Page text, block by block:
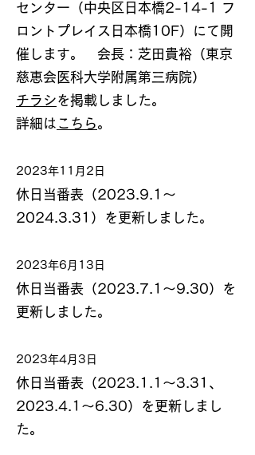
センター（中央区日本橋2-14-1 フ
ロントプレイス日本橋10F）にて開
催します。 会長：芝田貴裕（東京
慈恵会医科大学附属第三病院）
チラシを掲載しました。
詳細は こちら。
2023年11月2日
休日当番表（2023.9.1～
2024.3.31）を更新しました。
2023年6月13日
休日当番表（2023.7.1～9.30）を
更新しました。
2023年4月3日
休日当番表（2023.1.1～3.31、
2023.4.1～6.30）を更新しまし
た。